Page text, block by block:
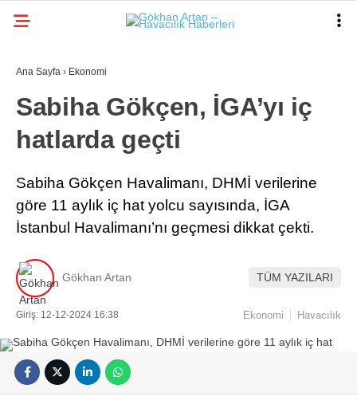
25.1
İSTANBUL
HAVACILIK
DÜNYADAN
TEKNOLOJI
SAVUNMA SANAYI
RÖPORTAJ
Ana Sayfa › Ekonomi
Sabiha Gökçen, İGA’yı iç
hatlarda geçti
Sabiha Gökçen Havalimanı, DHMİ verilerine
göre 11 aylık iç hat yolcu sayısında, İGA
İstanbul Havalimanı’nı geçmesi dikkat çekti.
Gökhan Artan TÜM YAZILARI
Giriş: 12-12-2024 16:38 Ekonomi Havacılık